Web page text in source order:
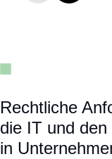
Rechtliche
die IT und
in